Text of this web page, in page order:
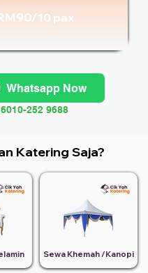
10 pax
Whatsapp Now
6010-252 9688
Katering Saja?
Sewa Khemah /Kanopi